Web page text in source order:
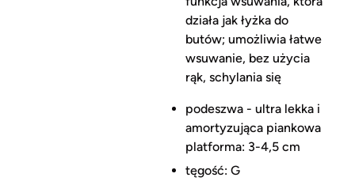
działa jak łyżka do
butów; umożliwia łatwe
wsuwanie, bez użycia
rąk, schylania się
podeszwa - ultra lekka i
amortyzująca piankowa
platforma: 3-4,5 cm
tęgość: G